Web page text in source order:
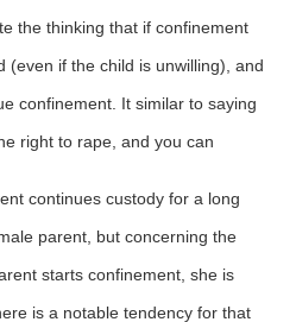
the thinking that if confinement
(even if the child is unwilling), and
confinement. It similar to saying
right to rape, and you can
continues custody for a long
parent, but concerning the
starts confinement, she is
is a notable tendency for that